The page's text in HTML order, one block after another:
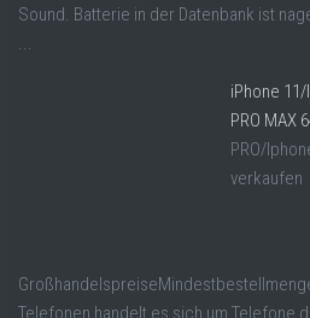
Sound. Batterie in der Datenbank ist
...
iPhone 11/
PRO MAX
PRO/
verkaufen